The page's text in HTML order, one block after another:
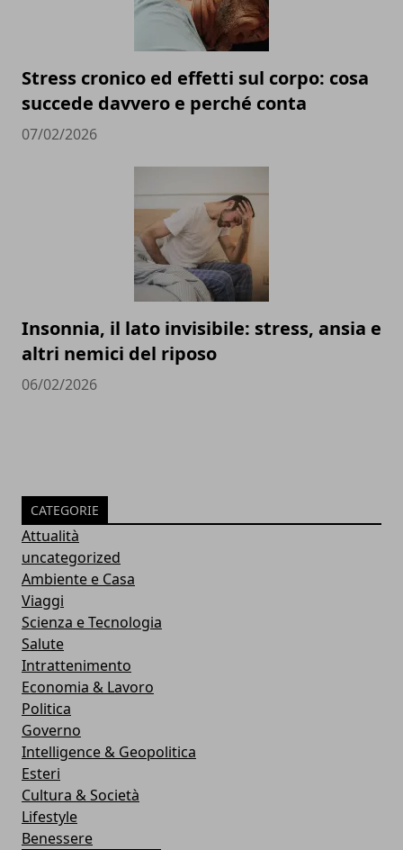
Stress cronico ed effetti sul corpo: cosa
succede davvero e perché conta
07/02/2026
Insonnia, il lato invisibile: stress, ansia e
altri nemici del riposo
06/02/2026
CATEGORIE
Attualità
uncategorized
Ambiente e Casa
Viaggi
Scienza e Tecnologia
Salute
Intrattenimento
Economia & Lavoro
Politica
Governo
Intelligence & Geopolitica
Esteri
Cultura & Società
Lifestyle
Benessere